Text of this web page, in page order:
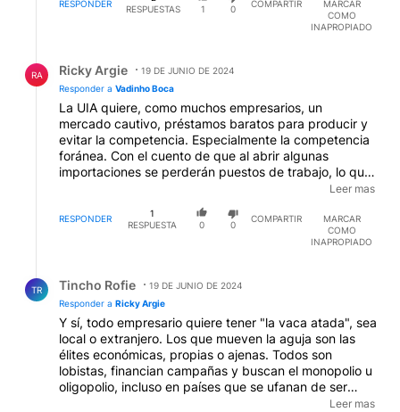
RESPONDER
RESPUESTAS
1 0
COMPARTIR
MARCAR
COMO
INAPROPIADO
RA Ricky Argie
19 DE JUNIO DE 2024
Responder a Vadinho Boca
La UIA quiere, como muchos empresarios, un
mercado cautivo, préstamos baratos para producir y
evitar la competencia. Especialmente la competencia
foránea. Con el cuento de que al abrir algunas
importaciones se perderán puestos de trabajo, lo que
hacen es perjudicar a 43.000.000 de compradores. Y
quieren seguir así por un tiempito. Bahhhhh, de por
vida, digamos ¡¡¡¡
Leer mas
RESPONDER
1
RESPUESTA
0 0
COMPARTIR
MARCAR
COMO
INAPROPIADO
TR Tincho Rofie
19 DE JUNIO DE 2024
Responder a Ricky Argie
Y sí, todo empresario quiere tener "la vaca atada", sea
local o extranjero. Los que mueven la aguja son las
élites económicas, propias o ajenas. Todos son
lobistas, financian campañas y buscan el monopolio u
oligopolio, incluso en países que se ufanan de ser
mecas de libertad. Por eso no estoy convencido de
Leer mas